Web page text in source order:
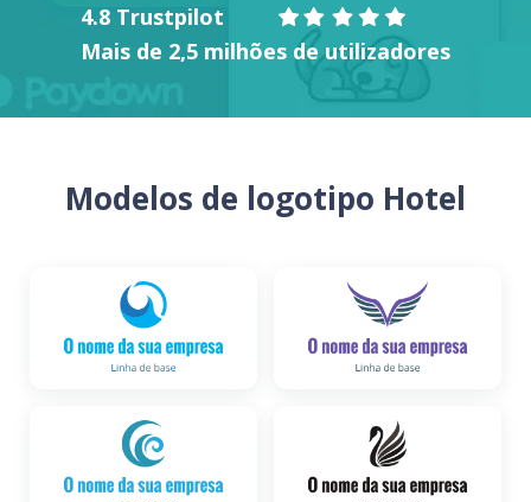
4.8 Trustpilot
Mais de 2,5 milhões de utilizadores
Modelos de logotipo Hotel